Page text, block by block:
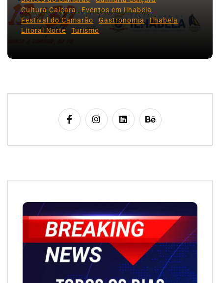
Cultura Caiçara
Eventos em Ilhabela
Festival do Camarão
Gastronomia
Ilhabela
Litoral Norte
Turismo